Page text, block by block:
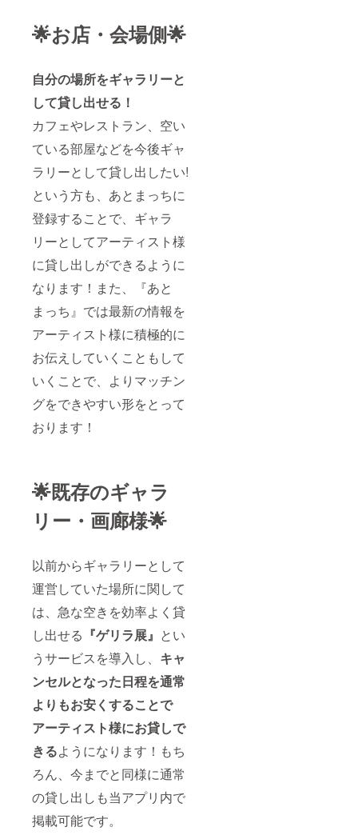
🌟お店・会場側🌟
自分の場所をギャラリーと
して貸し出せる！
カフェやレストラン、空い
ている部屋などを今後ギャ
ラリーとして貸し出したい!
という方も、あとまっちに
登録することで、ギャラ
リーとしてアーティスト様
に貸し出しができるように
なります！また、『あと
まっち』では最新の情報を
アーティスト様に積極的に
お伝えしていくこともして
いくことで、よりマッチン
グをできやすい形をとって
おります！
🌟既存のギャラ
リー・画廊様🌟
以前からギャラリーとして
運営していた場所に関して
は、急な空きを効率よく貸
し出せる 『ゲリラ展』 とい
うサービスを導入し、 キャ
ンセルとなった日程を通常
よりもお安くすることで
アーティスト様にお貸しで
きるようになります！もち
ろん、今までと同様に通常
の貸し出しも当アプリ内で
掲載可能です。